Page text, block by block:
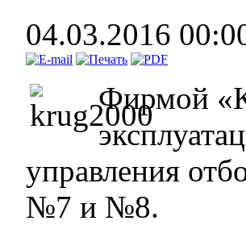
04.03.2016
Фирмой
управления
№7 и №8.